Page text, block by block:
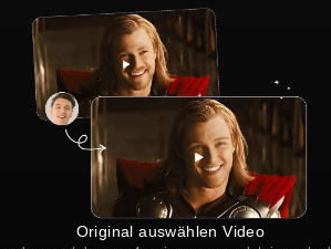
Original auswählen Video